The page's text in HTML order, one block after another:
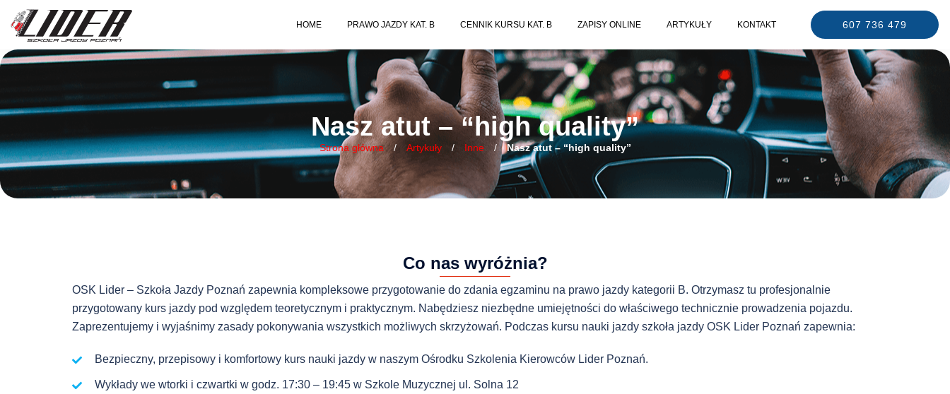
HOME PRAWO JAZDY KAT. B CENNIK KURSU KAT. B ZAPISY ONLINE ARTYKUŁY KONTAKT 607 736 479
Nasz atut – “high quality”
Strona główna / Artykuły / Inne / Nasz atut – “high quality”
Co nas wyróżnia?
OSK Lider – Szkoła Jazdy Poznań zapewnia kompleksowe przygotowanie do zdania egzaminu na prawo jazdy kategorii B. Otrzymasz tu profesjonalnie
przygotowany kurs jazdy pod względem teoretycznym i praktycznym. Nabędziesz niezbędne umiejętności do właściwego technicznie prowadzenia pojazdu.
Zaprezentujemy i wyjaśnimy zasady pokonywania wszystkich możliwych skrzyżowań. Podczas kursu nauki jazdy szkoła jazdy OSK Lider Poznań zapewnia:
Bezpieczny, przepisowy i komfortowy kurs nauki jazdy w naszym Ośrodku Szkolenia Kierowców Lider Poznań.
Wykłady we wtorki i czwartki w godz. 17:30 – 19:45 w Szkole Muzycznej ul. Solna 12